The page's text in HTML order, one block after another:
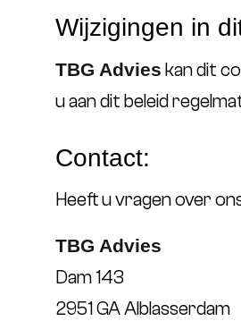
Wijzigingen in
TBG Advies kan dit
u aan dit beleid
Contact:
Heeft u vragen over
TBG Advies
Dam 143
2951 GA Alblasserdam